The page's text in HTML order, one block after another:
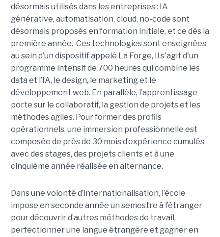
désormais utilisés dans les entreprises : IA
générative, automatisation, cloud, no-code sont
désormais proposés en formation initiale, et ce dès la
première année. Ces technologies sont enseignées
au sein d’un dispositif appelé La Forge, Il s'agit d'un
programme intensif de 700 heures qui combine les
data et l’IA, le design, le marketing et le
développement web. En parallèle, l’apprentissage
porte sur le collaboratif, la gestion de projets et les
méthodes agiles. Pour former des profils
opérationnels, une immersion professionnelle est
composée de près de 30 mois d’expérience cumulés
avec des stages, des projets clients et à une
cinquième année réalisée en alternance.
Dans une volonté d’internationalisation, l’école
impose en seconde année un semestre à l’étranger
pour découvrir d’autres méthodes de travail,
perfectionner une langue étrangère et gagner en